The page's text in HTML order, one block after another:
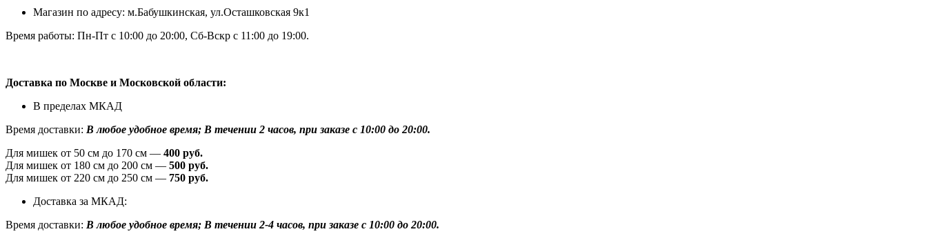
Магазин по адресу: м.Бабушкинская, ул.Осташковская 9к1
Время работы: Пн-Пт с 10:00 до 20:00, Сб-Вскр с 11:00 до 19:00.
Доставка по Москве и Московской области:
В пределах МКАД
Время доставки: В любое удобное время; В течении 2 часов, при заказе с 10:00 до 20:00.
Для мишек от 50 см до 170 см — 400 руб.
Для мишек от 180 см до 200 см — 500 руб.
Для мишек от 220 см до 250 см — 750 руб.
Доставка за МКАД:
Время доставки: В любое удобное время; В течении 2-4 часов, при заказе с 10:00 до 20:00.